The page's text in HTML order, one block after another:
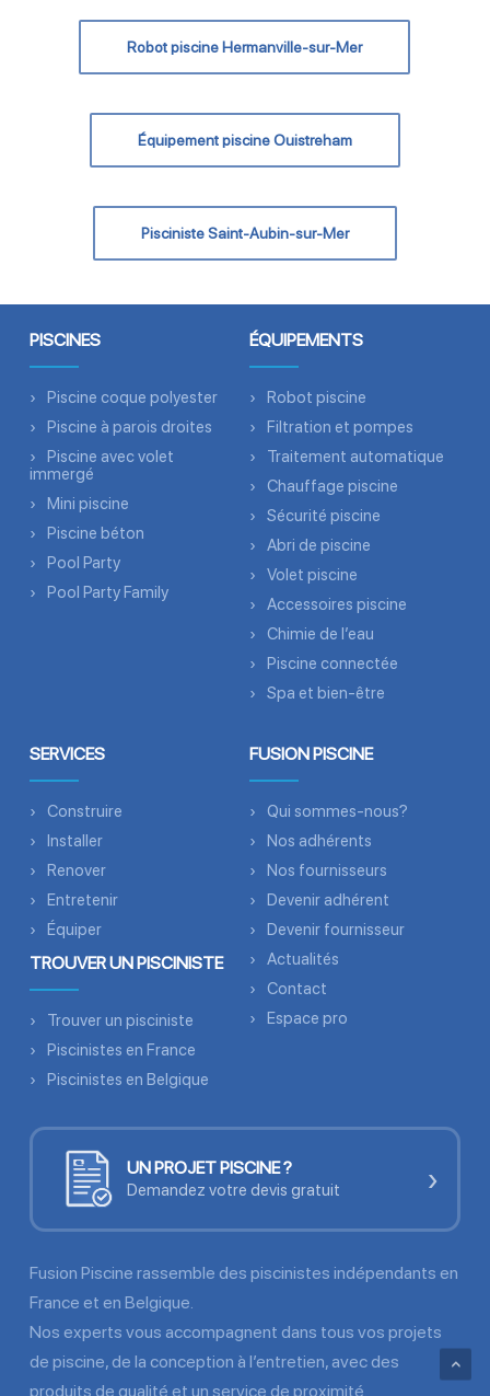
Robot piscine Hermanville-sur-Mer
Équipement piscine Ouistreham
Pisciniste Saint-Aubin-sur-Mer
PISCINES
Piscine coque polyester
Piscine à parois droites
Piscine avec volet
immergé
Mini piscine
Piscine béton
Pool Party
Pool Party Family
ÉQUIPEMENTS
Robot piscine
Filtration et pompes
Traitement automatique
Chauffage piscine
Sécurité piscine
Abri de piscine
Volet piscine
Accessoires piscine
Chimie de l’eau
Piscine connectée
Spa et bien-être
SERVICES
Construire
Installer
Renover
Entretenir
Équiper
TROUVER UN PISCINISTE
Trouver un pisciniste
Piscinistes en France
Piscinistes en Belgique
FUSION PISCINE
Qui sommes-nous?
Nos adhérents
Nos fournisseurs
Devenir adhérent
Devenir fournisseur
Actualités
Contact
Espace pro
UN PROJET PISCINE ?
Demandez votre devis gratuit ›
Fusion Piscine rassemble des piscinistes indépendants en
France et en Belgique.
Nos experts vous accompagnent dans tous vos projets
de piscine, de la conception à l’entretien, avec des
produits de qualité et un service de proximité.